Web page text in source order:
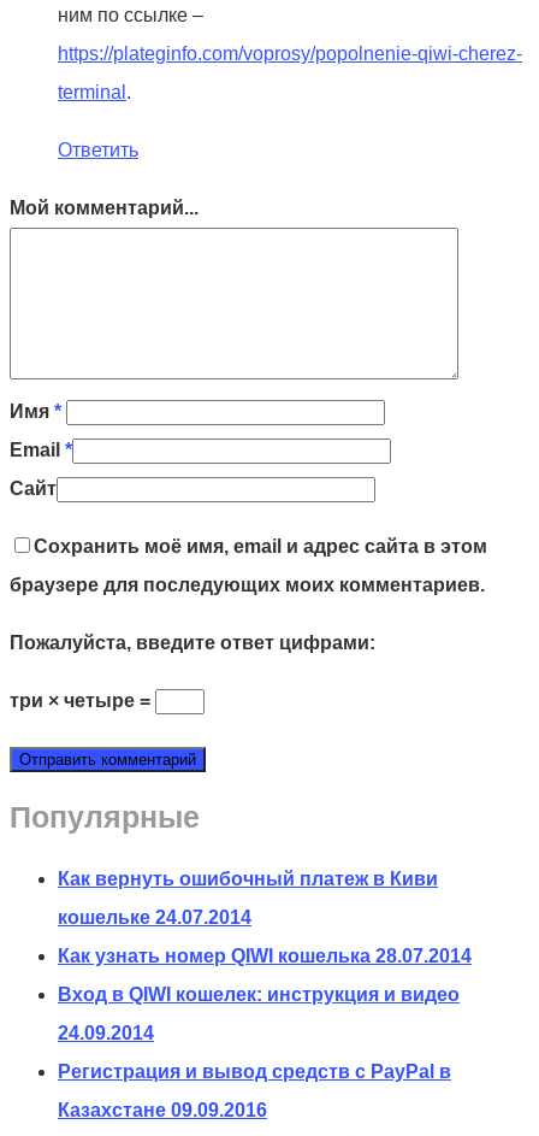
ним по ссылке –
https://plateginfo.com/voprosy/popolnenie-qiwi-cherez-
terminal .
Ответить
Мой комментарий...
Имя *
Email *
Сайт
Сохранить моё имя, email и адрес сайта в этом
браузере для последующих моих комментариев.
Пожалуйста, введите ответ цифрами:
три × четыре =
Популярные
Как вернуть ошибочный платеж в Киви
кошельке 24.07.2014
Как узнать номер QIWI кошелька 28.07.2014
Вход в QIWI кошелек: инструкция и видео
24.09.2014
Регистрация и вывод средств с PayPal в
Казахстане 09.09.2016